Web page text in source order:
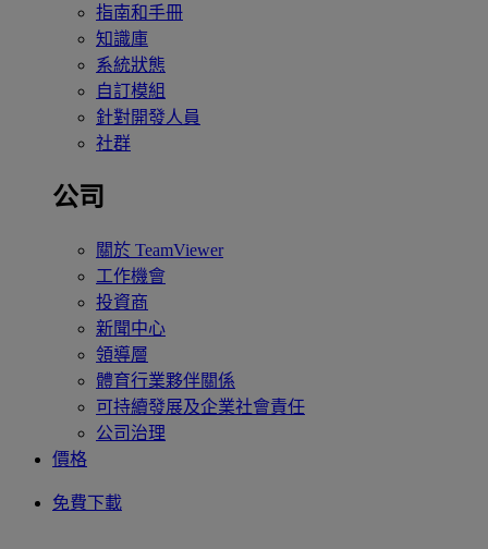
指南和手冊
知識庫
系統狀態
自訂模組
針對開發人員
社群
公司
關於 TeamViewer
工作機會
投資商
新聞中心
領導層
體育行業夥伴關係
可持續發展及企業社會責任
公司治理
價格
免費下載